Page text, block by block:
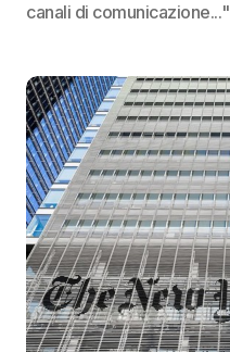
canali di comunicazione..."